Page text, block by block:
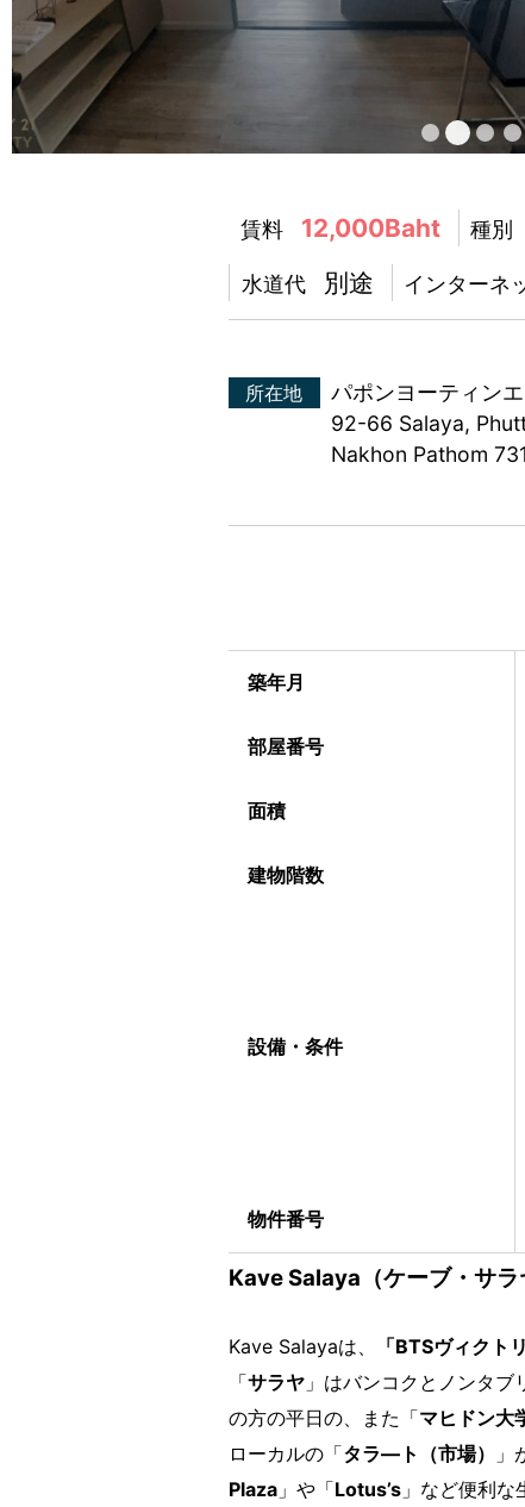
賃料 12,000Baht 種別
水道代 別途 インターネ
所在地
パポンヨーティン
92-66 Salaya,
Nakhon Pathom
築年月
部屋番号
面積
建物階数
設備・条件
物件番号
Kave Salaya（ケーブ・サラ
Kave Salayaは、 「BTSヴィクト
「サラヤ 」はバンコクとノンタ
の方の平日の、また「マヒドン大
ローカルの「タラ―ト（市場） 」
Plaza 」や「Lotus’s 」など便利な